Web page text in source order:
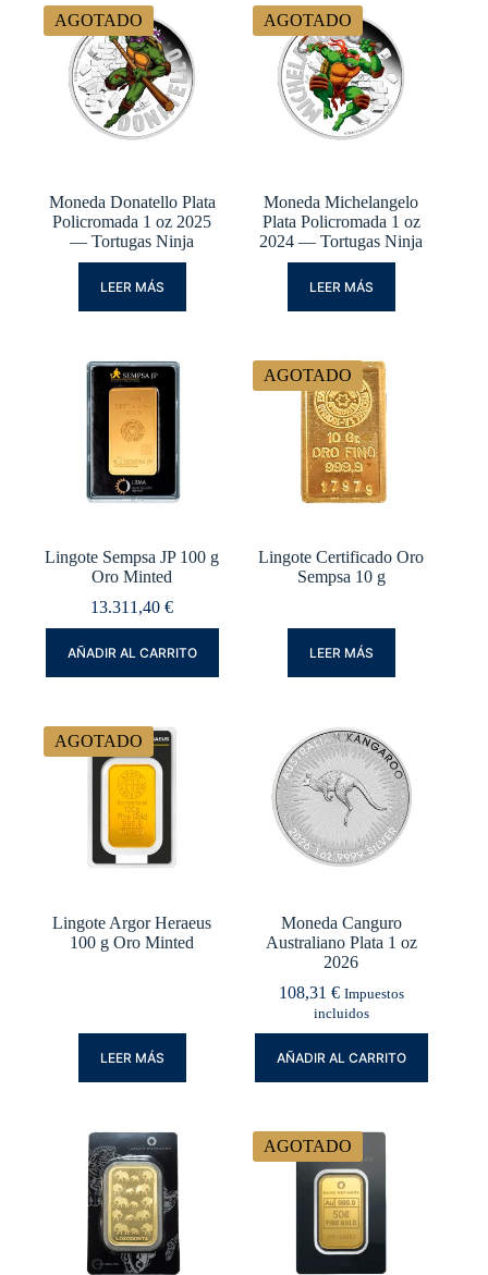
AGOTADO
Moneda Donatello Plata
Policromada 1 oz 2025
— Tortugas Ninja
LEER MÁS
AGOTADO
Moneda Michelangelo
Plata Policromada 1 oz
2024 — Tortugas Ninja
LEER MÁS
Lingote Sempsa JP 100 g
Oro Minted
13.311,40€
AÑADIR AL CARRITO
AGOTADO
Lingote Certificado Oro
Sempsa 10 g
LEER MÁS
AGOTADO
Lingote Argor Heraeus
100 g Oro Minted
LEER MÁS
Moneda Canguro
Australiano Plata 1 oz
2026
108,31 € Impuestos
incluidos
AÑADIR AL CARRITO
AGOTADO